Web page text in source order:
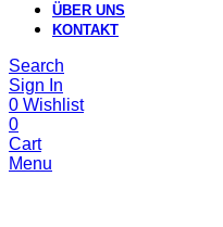
ÜBER UNS
KONTAKT
Search
Sign In
0 Wishlist
0
Cart
Menu